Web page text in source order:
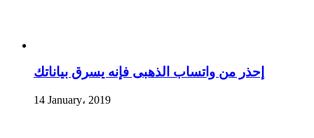
إحذر من واتساب الذهبى فإنه يسرق بياناتك
14 January، 2019